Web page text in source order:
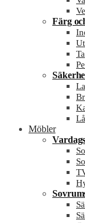
Färg
Möbler